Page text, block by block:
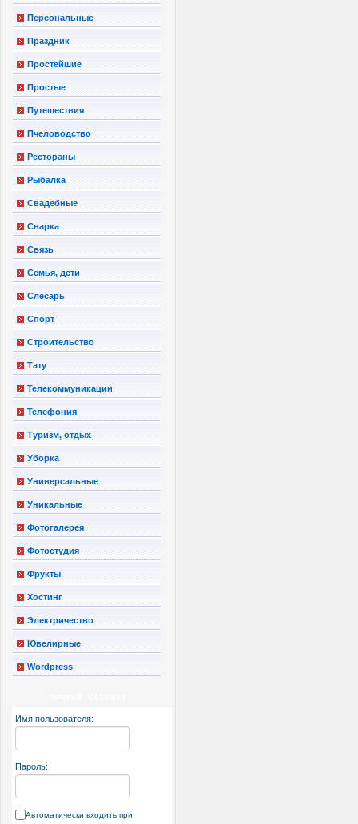
Персональные
Праздник
Простейшие
Простые
Путешествия
Пчеловодство
Рестораны
Рыбалка
Свадебные
Сварка
Связь
Семья, дети
Слесарь
Спорт
Строительство
Тату
Телекоммуникации
Телефония
Туризм, отдых
Уборка
Универсальные
Уникальные
Фотогалерея
Фотостудия
Фрукты
Хостинг
Электричество
Ювелирные
Wordpress
Имя пользователя:
Пароль:
Автоматически входить при